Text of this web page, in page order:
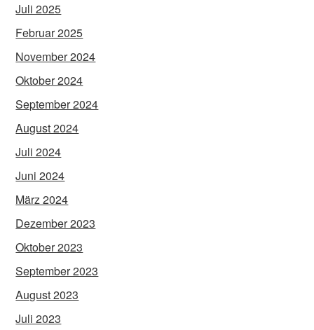
Juli 2025
Februar 2025
November 2024
Oktober 2024
September 2024
August 2024
Juli 2024
Juni 2024
März 2024
Dezember 2023
Oktober 2023
September 2023
August 2023
Juli 2023